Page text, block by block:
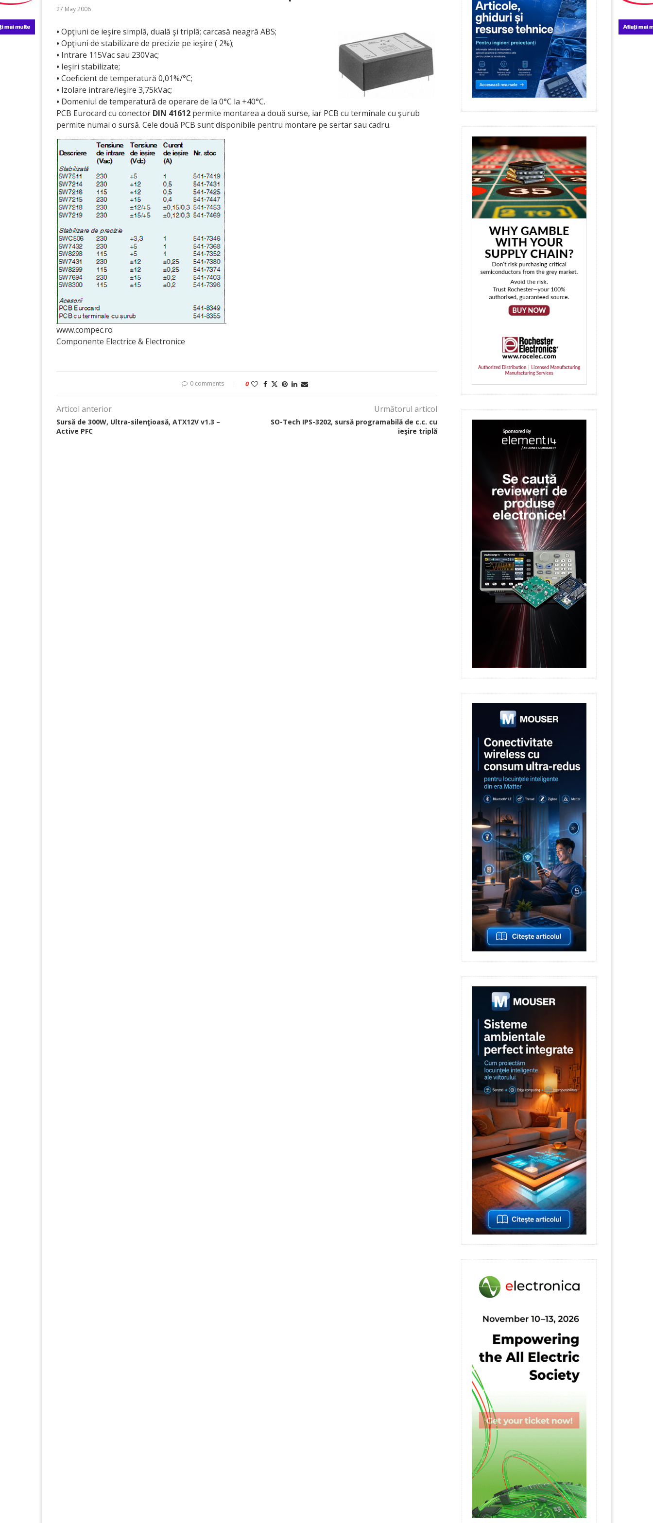
27 May 2006
• Opţiuni de ieşire simplă, duală şi triplă; carcasă neagră ABS;
• Opţiuni de stabilizare de precizie pe ieşire ( 2%);
• Intrare 115Vac sau 230Vac;
• Ieşiri stabilizate;
• Coeficient de temperatură 0,01%/°C;
• Izolare intrare/ieşire 3,75kVac;
• Domeniul de temperatură de operare de la 0°C la +40°C.
PCB Eurocard cu conector DIN 41612 permite montarea a două surse, iar PCB cu terminale cu şurub
permite numai o sursă. Cele două PCB sunt disponibile pentru montare pe sertar sau cadru.
www.compec.ro
Componente Electrice & Electronice
0 comments 0
Articol anterior
Sursă de 300W, Ultra-silenţioasă, ATX12V v1.3 –
Active PFC
Următorul articol
SO-Tech IPS-3202, sursă programabilă de c.c. cu
ieşire triplă